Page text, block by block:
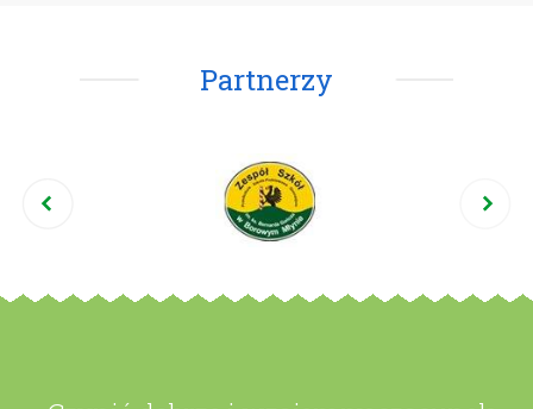
Partnerzy